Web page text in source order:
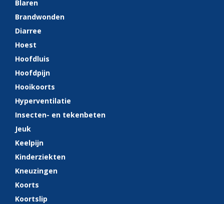
Blaren
Brandwonden
Diarree
Hoest
Hoofdluis
Hoofdpijn
Hooikoorts
Hyperventilatie
Insecten- en tekenbeten
Jeuk
Keelpijn
Kinderziekten
Kneuzingen
Koorts
Koortslip